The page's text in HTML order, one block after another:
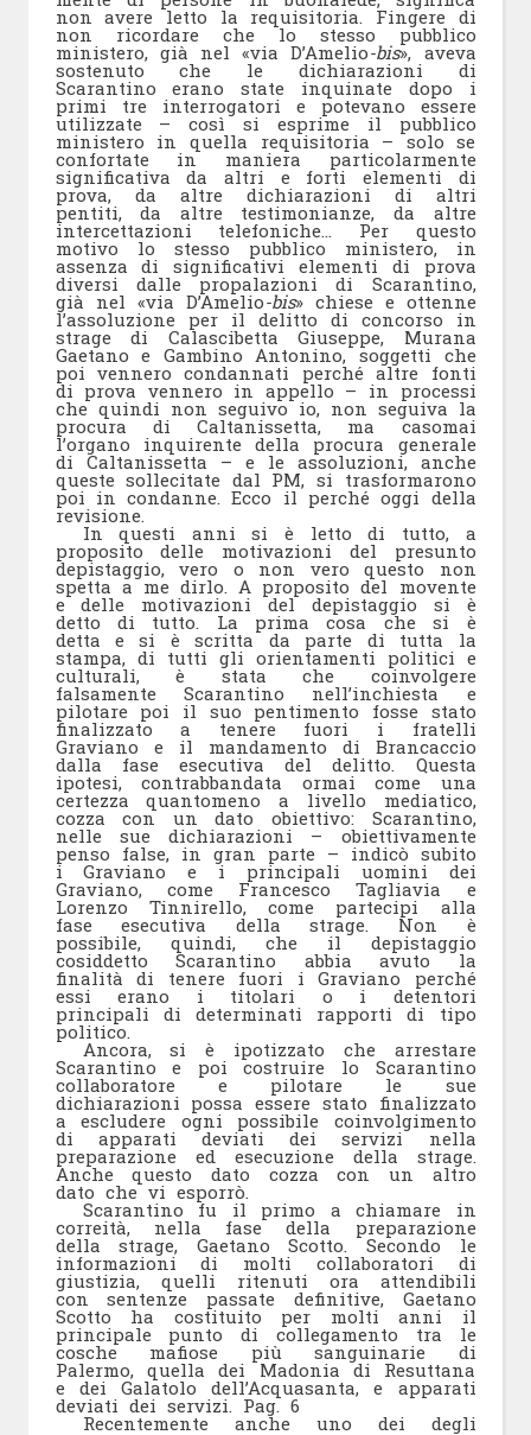
non avere letto la requisitoria. Fingere di
non ricordare che lo stesso pubblico
ministero, già nel «via D’Amelio-bis», aveva
sostenuto che le dichiarazioni di
Scarantino erano state inquinate dopo i
primi tre interrogatori e potevano essere
utilizzate – così si esprime il pubblico
ministero in quella requisitoria – solo se
confortate in maniera particolarmente
significativa da altri e forti elementi di
prova, da altre dichiarazioni di altri
pentiti, da altre testimonianze, da altre
intercettazioni telefoniche… Per questo
motivo lo stesso pubblico ministero, in
assenza di significativi elementi di prova
diversi dalle propalazioni di Scarantino,
già nel «via D’Amelio-bis» chiese e ottenne
l’assoluzione per il delitto di concorso in
strage di Calascibetta Giuseppe, Murana
Gaetano e Gambino Antonino, soggetti che
poi vennero condannati perché altre fonti
di prova vennero in appello – in processi
che quindi non seguivo io, non seguiva la
procura di Caltanissetta, ma casomai
l’organo inquirente della procura generale
di Caltanissetta – e le assoluzioni, anche
queste sollecitate dal PM, si trasformarono
poi in condanne. Ecco il perché oggi della
revisione.
In questi anni si è letto di tutto, a
proposito delle motivazioni del presunto
depistaggio, vero o non vero questo non
spetta a me dirlo. A proposito del movente
e delle motivazioni del depistaggio si è
detto di tutto. La prima cosa che si è
detta e si è scritta da parte di tutta la
stampa, di tutti gli orientamenti politici e
culturali, è stata che coinvolgere
falsamente Scarantino nell’inchiesta e
pilotare poi il suo pentimento fosse stato
finalizzato a tenere fuori i fratelli
Graviano e il mandamento di Brancaccio
dalla fase esecutiva del delitto. Questa
ipotesi, contrabbandata ormai come una
certezza quantomeno a livello mediatico,
cozza con un dato obiettivo: Scarantino,
nelle sue dichiarazioni – obiettivamente
penso false, in gran parte – indicò subito
i Graviano e i principali uomini dei
Graviano, come Francesco Tagliavia e
Lorenzo Tinnirello, come partecipi alla
fase esecutiva della strage. Non è
possibile, quindi, che il depistaggio
cosiddetto Scarantino abbia avuto la
finalità di tenere fuori i Graviano perché
essi erano i titolari o i detentori
principali di determinati rapporti di tipo
politico.
Ancora, si è ipotizzato che arrestare
Scarantino e poi costruire lo Scarantino
collaboratore e pilotare le sue
dichiarazioni possa essere stato finalizzato
a escludere ogni possibile coinvolgimento
di apparati deviati dei servizi nella
preparazione ed esecuzione della strage.
Anche questo dato cozza con un altro
dato che vi esporrò.
Scarantino fu il primo a chiamare in
correità, nella fase della preparazione
della strage, Gaetano Scotto. Secondo le
informazioni di molti collaboratori di
giustizia, quelli ritenuti ora attendibili
con sentenze passate definitive, Gaetano
Scotto ha costituito per molti anni il
principale punto di collegamento tra le
cosche mafiose più sanguinarie di
Palermo, quella dei Madonia di Resuttana
e dei Galatolo dell’Acquasanta, e apparati
deviati dei servizi. Pag. 6
Recentemente anche uno dei degli